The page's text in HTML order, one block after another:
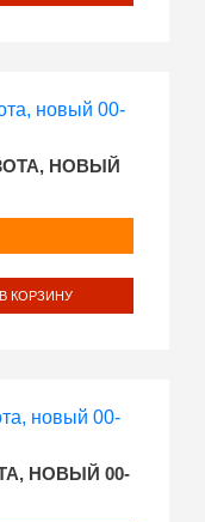
НОВЫЙ
В КОРЗИНУ
НОВЫЙ 00-